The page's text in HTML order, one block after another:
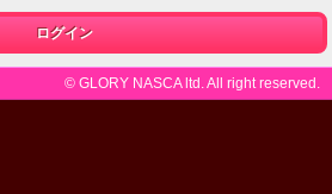
ログイン
© GLORY NASCA ltd. All right reserved.